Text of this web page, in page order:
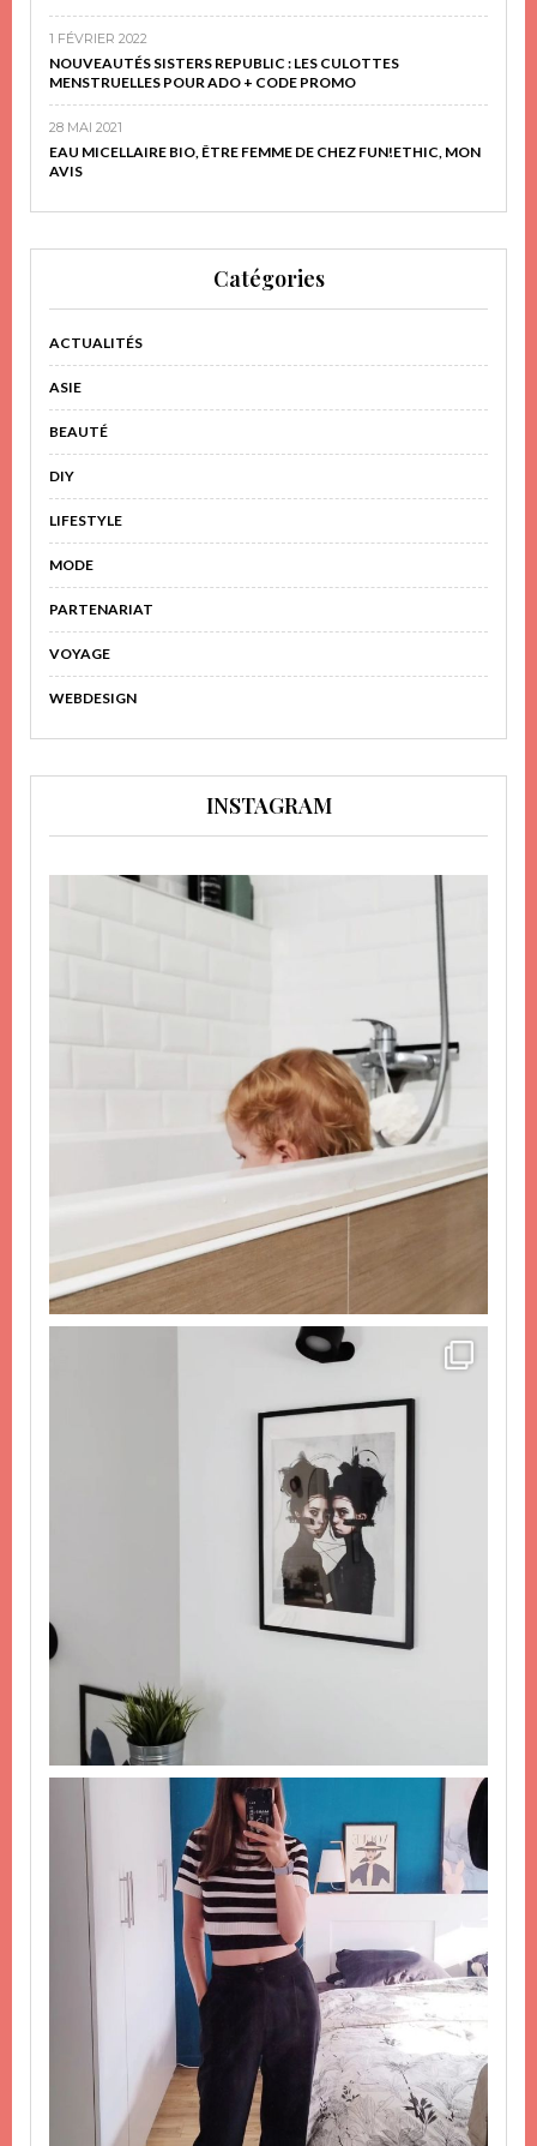
1 FÉVRIER 2022
NOUVEAUTÉS SISTERS REPUBLIC : LES CULOTTES
MENSTRUELLES POUR ADO + CODE PROMO
28 MAI 2021
EAU MICELLAIRE BIO, ÊTRE FEMME DE CHEZ FUN!ETHIC, MON
AVIS
Catégories
ACTUALITÉS
ASIE
BEAUTÉ
DIY
LIFESTYLE
MODE
PARTENARIAT
VOYAGE
WEBDESIGN
INSTAGRAM